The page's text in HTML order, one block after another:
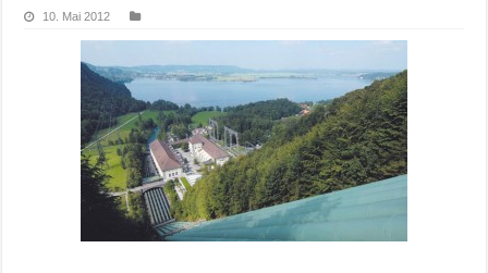
10. Mai 2012